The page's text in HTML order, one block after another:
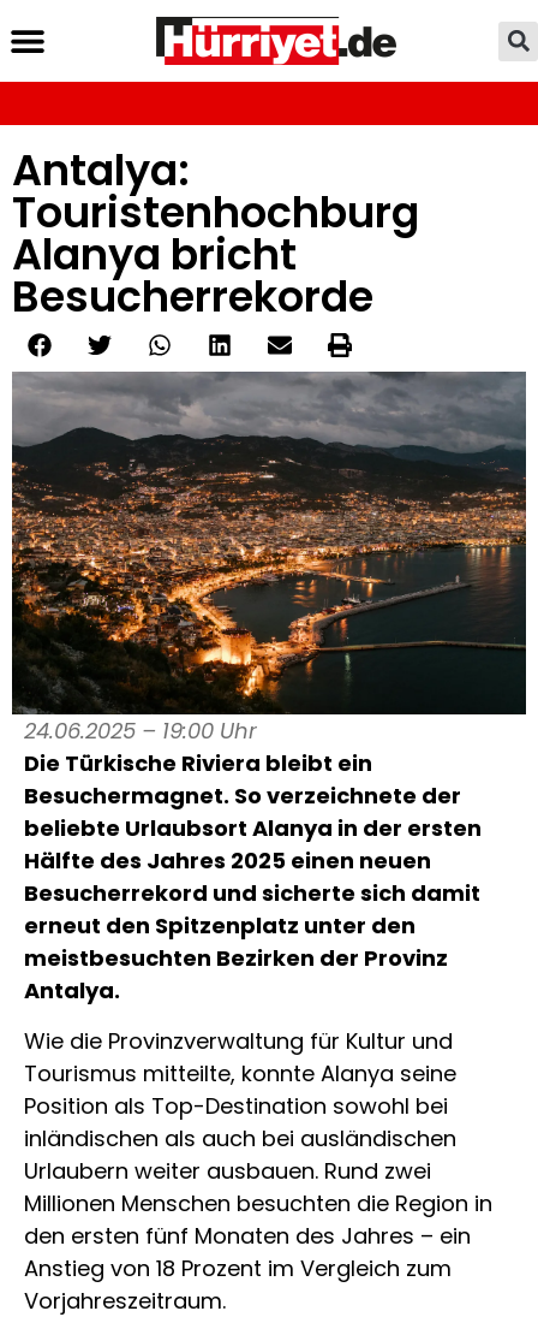
Antalya:
Touristenhochburg
Alanya bricht
Besucherrekorde
24.06.2025 – 19:00 Uhr
Die Türkische Riviera bleibt ein
Besuchermagnet. So verzeichnete der
beliebte Urlaubsort Alanya in der ersten
Hälfte des Jahres 2025 einen neuen
Besucherrekord und sicherte sich damit
erneut den Spitzenplatz unter den
meistbesuchten Bezirken der Provinz
Antalya.
Wie die Provinzverwaltung für Kultur und
Tourismus mitteilte, konnte Alanya seine
Position als Top-Destination sowohl bei
inländischen als auch bei ausländischen
Urlaubern weiter ausbauen. Rund zwei
Millionen Menschen besuchten die Region in
den ersten fünf Monaten des Jahres – ein
Anstieg von 18 Prozent im Vergleich zum
Vorjahreszeitraum.